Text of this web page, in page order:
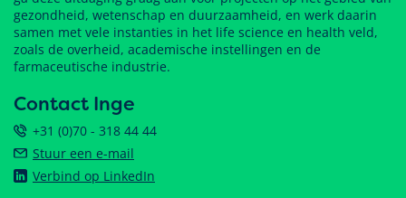
gezondheid, wetenschap en duurzaamheid, en werk daarin
samen met vele instanties in het life science en health veld,
zoals de overheid, academische instellingen en de
farmaceutische industrie.
Contact Inge
+31 (0)70 - 318 44 44
Stuur een e-mail
Verbind op LinkedIn